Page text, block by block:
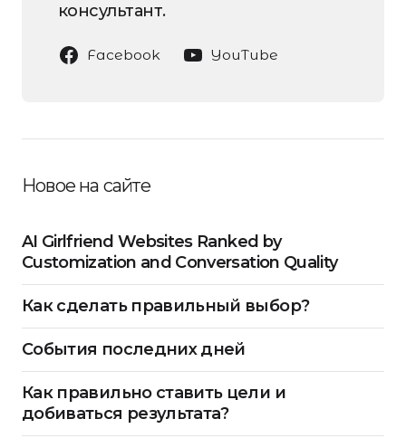
консультант.
Facebook YouTube
Новое на сайте
AI Girlfriend Websites Ranked by
Customization and Conversation Quality
Как сделать правильный выбор?
События последних дней
Как правильно ставить цели и
добиваться результата?